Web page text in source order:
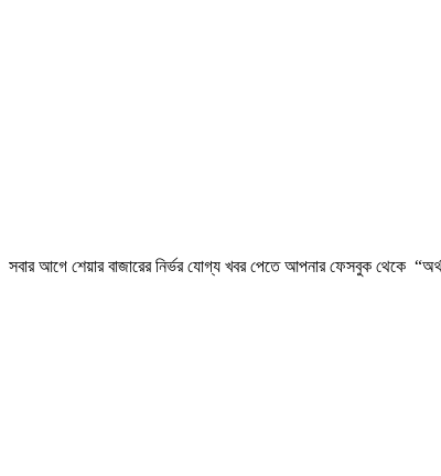
সবার আগে শেয়ার বাজারের নির্ভর যোগ্য খবর পেতে আপনার ফেসবুক থেকে